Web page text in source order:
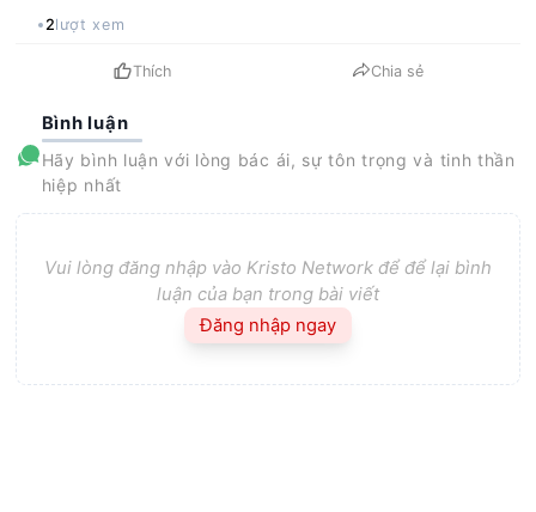
2lượt xem
Thích Chia sẻ
Bình luận
Hãy bình luận với lòng bác ái, sự tôn trọng và tinh thần
hiệp nhất
Vui lòng đăng nhập vào Kristo Network để để lại bình
luận của bạn trong bài viết
Đăng nhập ngay